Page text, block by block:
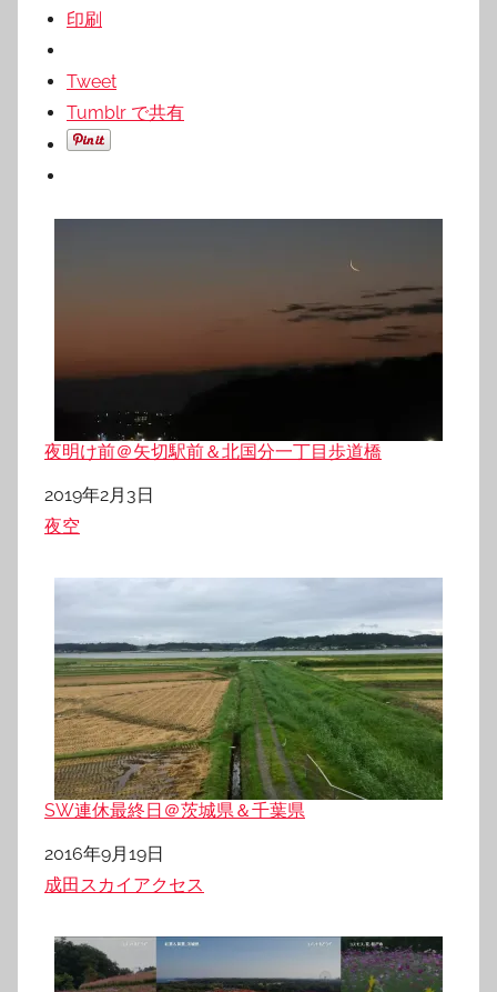
印刷
Tweet
Tumblr で共有
夜明け前＠矢切駅前＆北国分一丁目歩道橋
日付
2019年2月3日
関連理由
夜空
SW連休最終日＠茨城県＆千葉県
日付
2016年9月19日
関連理由
成田スカイアクセス